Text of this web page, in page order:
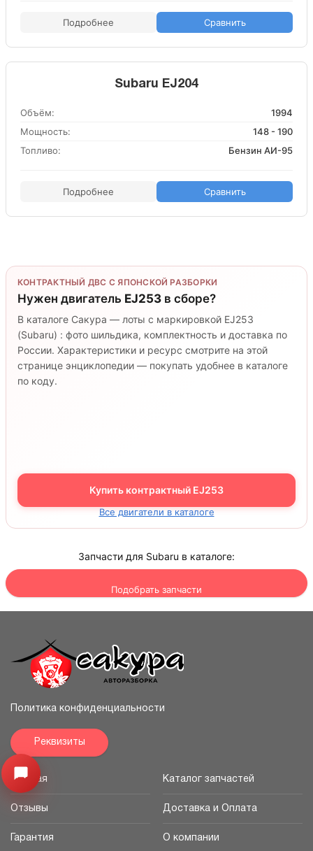
Подробнее Сравнить
Subaru EJ204
Объём:
1994
Мощность:
148 - 190
Топливо:
Бензин АИ-95
Подробнее Сравнить
КОНТРАКТНЫЙ ДВС С ЯПОНСКОЙ РАЗБОРКИ
Нужен двигатель EJ253 в сборе?
В каталоге Сакура — лоты с маркировкой EJ253
(Subaru) : фото шильдика, комплектность и доставка по
России. Характеристики и ресурс смотрите на этой
странице энциклопедии — покупать удобнее в каталоге
по коду.
Купить контрактный EJ253
Все двигатели в каталоге
Запчасти для Subaru в каталоге:
Подобрать запчасти
Открыть меню
Политика конфиденциальности
Реквизиты
Главная Каталог запчастей
Отзывы Доставка и Оплата
Гарантия О компании